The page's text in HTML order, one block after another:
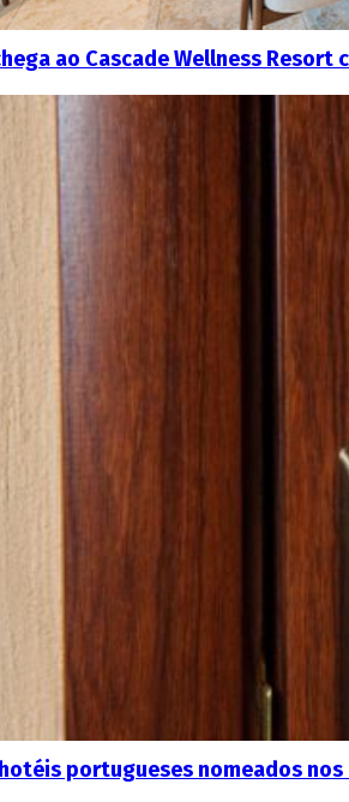
ao Cascade Wellness
portugueses nomeados